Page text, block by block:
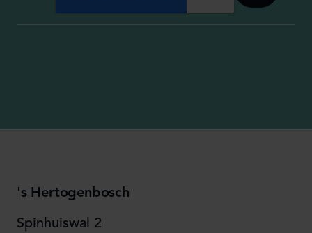
's Hertogenbosch
Spinhuiswal 2